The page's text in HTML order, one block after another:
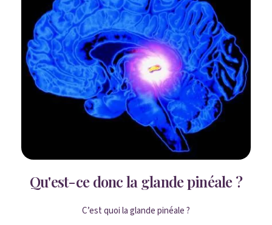
Qu'est-ce donc la glande pinéale ?
C’est quoi la glande pinéale ?